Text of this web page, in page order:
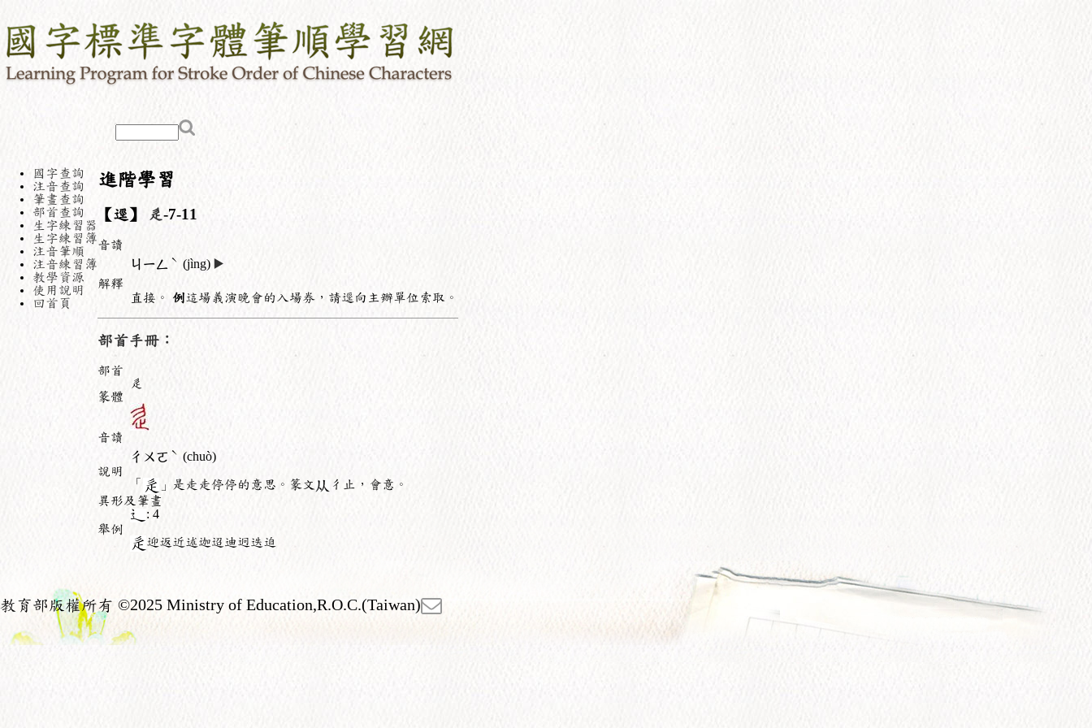
國字查詢
注音查詢
筆畫查詢
部首查詢
生字練習器
生字練習簿
注音筆順
注音練習簿
教學資源
使用說明
回首頁
進階學習
【逕】 辵 -7-11
音讀
ㄐㄧㄥ ˋ (jìng) ▶️
解釋
直接。 例這場義演晚會的入場券，請逕向主辦單位索取。
部首手冊：
部首
辵
篆體
音讀
ㄔㄨㄛ ˋ (chuò)
說明
「
」是走走停停的意思。篆文
彳止，會意。
異形及筆畫
: 4
舉例
迎返近述迦迢迪迥迭迫
教育部版權所有 ©2025 Ministry of Education,R.O.C.(Taiwan)